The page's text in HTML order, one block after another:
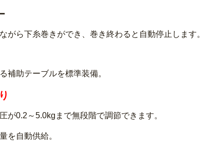
がら下糸巻きができ、巻き終わると自動停止します。
補助テーブルを標準装備。
が0.2～5.0kgまで無段階で調節できます。
を自動供給。